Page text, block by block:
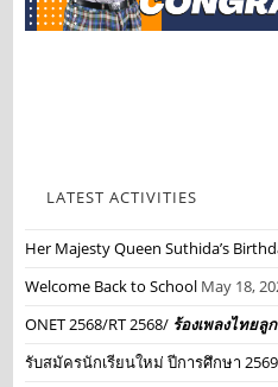
LATEST ACTIVITIES
Her Majesty Queen Suthida’s
Welcome Back to School May 18,
ONET 2568/RT 2568/ ร้องเพลงไทยลู
รับสมัครนักเรียนใหม่ ปีการศึกษา 2569